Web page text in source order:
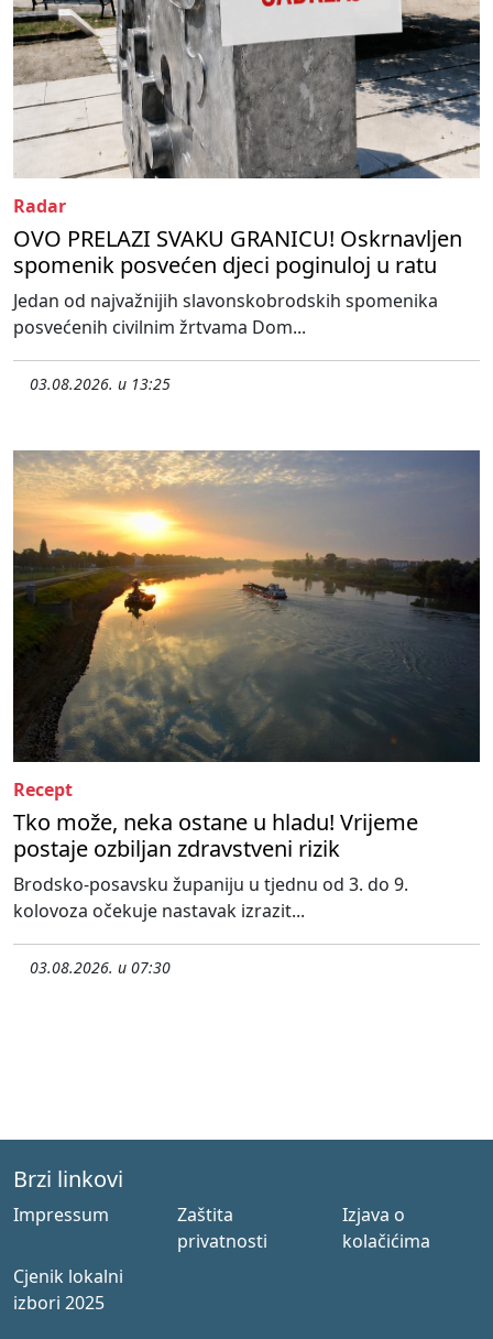
Radar
OVO PRELAZI SVAKU GRANICU! Oskrnavljen
spomenik posvećen djeci poginuloj u ratu
Jedan od najvažnijih slavonskobrodskih spomenika
posvećenih civilnim žrtvama Dom...
03.08.2026. u 13:25
Recept
Tko može, neka ostane u hladu! Vrijeme
postaje ozbiljan zdravstveni rizik
Brodsko-posavsku županiju u tjednu od 3. do 9.
kolovoza očekuje nastavak izrazit...
03.08.2026. u 07:30
Brzi linkovi
Impressum
Zaštita
privatnosti
Izjava o
kolačićima
Cjenik lokalni
izbori 2025